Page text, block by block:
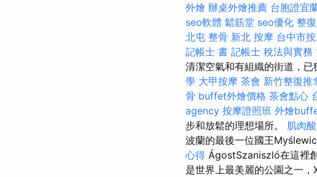
外燴 辦桌外燴推薦 台胞證宜
seo軟體 鬆筋堂 seo優化 整
北屯 整骨 新北 按摩 台中市
記帳士 書 記帳士 稅法與實務
清潔空氣和有組織的街道，
學 大甲按摩 茶會 新竹整復推
骨 buffet外燴價格 茶會點心
agency 按摩證照班 外燴
步和放鬆的理想場所。 肌肉
波蘭的最後一位國王
心得 ÁgostSzaniszló在這裡
是世界上最美麗的公園之一